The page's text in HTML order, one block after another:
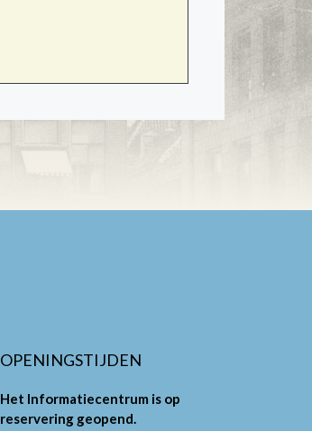
OPENINGSTIJDEN
Het Informatiecentrum is op
reservering geopend.